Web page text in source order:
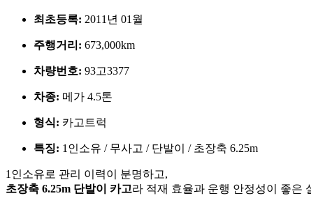
최초등록: 2011년 01월
주행거리: 673,000km
차량번호: 93고3377
차종: 메가 4.5톤
형식: 카고트럭
특징: 1인소유 / 무사고 / 단발이 / 초장축 6.25m
1인소유로 관리 이력이 분명하고,
초장축 6.25m 단발이 카고라 적재 효율과 운행 안정성이 좋은